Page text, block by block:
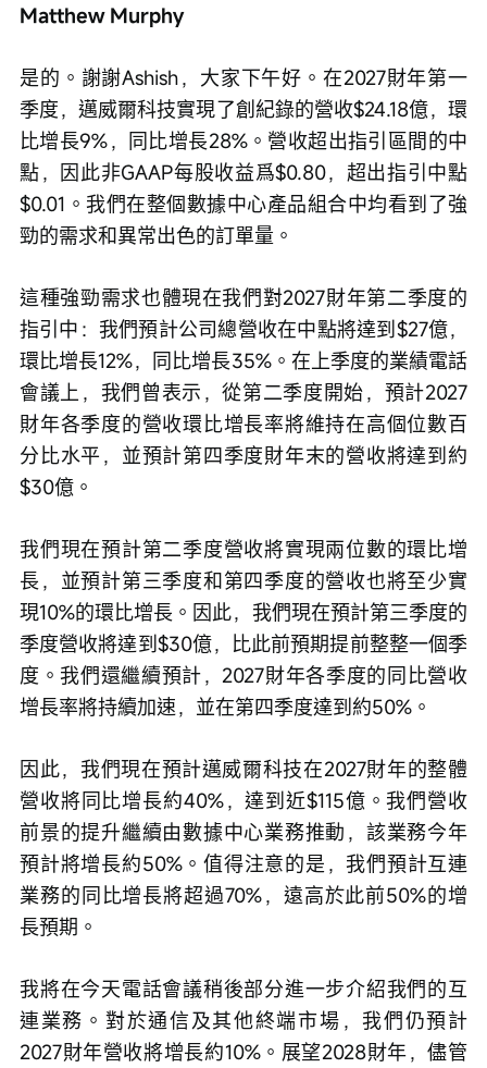
Matthew Murphy
是的。謝謝Ashish，大家下午好。在2027財年第一
季度，邁威爾科技實現了創紀錄的營收$24.18億，環
比增長9%，同比增長28%。營收超出指引區間的中
點，因此非GAAP每股收益爲$0.80，超出指引中點
$0.01。我們在整個數據中心產品組合中均看到了強
勁的需求和異常出色的訂單量。
這種強勁需求也體現在我們對2027財年第二季度的
指引中：我們預計公司總營收在中點將達到$27億，
環比增長12%，同比增長35%。在上季度的業績電話
會議上，我們曾表示，從第二季度開始，預計2027
財年各季度的營收環比增長率將維持在高個位數百
分比水平，並預計第四季度財年末的營收將達到約
$30億。
我們現在預計第二季度營收將實現兩位數的環比增
長，並預計第三季度和第四季度的營收也將至少實
現10%的環比增長。因此，我們現在預計第三季度的
季度營收將達到$30億，比此前預期提前整整一個季
度。我們還繼續預計，2027財年各季度的同比營收
增長率將持續加速，並在第四季度達到約50%。
因此，我們現在預計邁威爾科技在2027財年的整體
營收將同比增長約40%，達到近$115億。我們營收
前景的提升繼續由數據中心業務推動，該業務今年
預計將增長約50%。值得注意的是，我們預計互連
業務的同比增長將超過70%，遠高於此前50%的增
長預期。
我將在今天電話會議稍後部分進一步介紹我們的互
連業務。對於通信及其他終端市場，我們仍預計
2027財年營收將增長約10%。展望2028財年，儘管